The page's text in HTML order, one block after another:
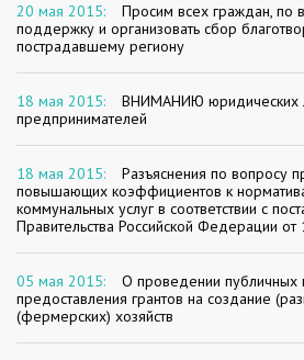
20 мая 2015:
Просим всех граждан, по
поддержку и организовать сбор
пострадавшему региону
18 мая 2015:
ВНИМАНИЮ юридических
предпринимателей
18 мая 2015:
Разъяснения по вопросу
повышающих коэффициентов к
коммунальных услуг в соответствии с
Правительства Российской Федерации
05 мая 2015:
О проведении публичных
предоставления грантов на создание
(фермерских) хозяйств